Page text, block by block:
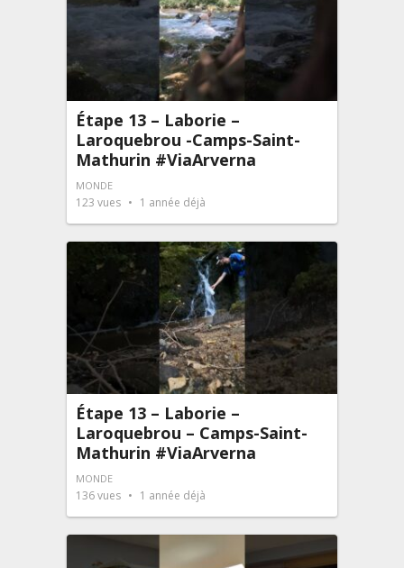
Étape 13 – Laborie –
Laroquebrou -Camps-Saint-
Mathurin #ViaArverna
MONDE
123 vues 1 année déjà
Étape 13 – Laborie –
Laroquebrou – Camps-Saint-
Mathurin #ViaArverna
MONDE
136vues 1 année déjà